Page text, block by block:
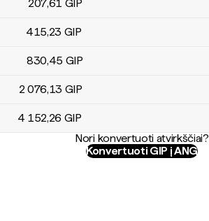
207,61 GIP
415,23 GIP
830,45 GIP
2 076,13 GIP
4 152,26 GIP
Nori konvertuoti atvirkščiai?
Konvertuoti GIP į ANG